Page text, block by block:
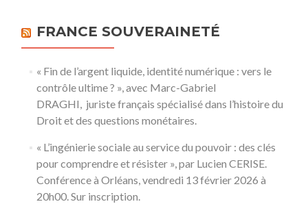
FRANCE SOUVERAINETÉ
« Fin de l’argent liquide, identité numérique : vers le
contrôle ultime ? », avec Marc-Gabriel
DRAGHI, juriste français spécialisé dans l’histoire du
Droit et des questions monétaires.
« L’ingénierie sociale au service du pouvoir : des clés
pour comprendre et résister », par Lucien CERISE.
Conférence à Orléans, vendredi 13 février 2026 à
20h00. Sur inscription.